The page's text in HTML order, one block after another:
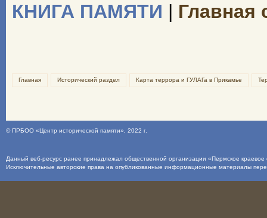
КНИГА ПАМЯТИ | Главная
Главная Исторический раздел Карта террора и ГУЛАГа в Прикамье
©ПРБОО «Центр исторической памяти» , 2022 г.
Данный веб-ресурс ранее принадлежал общественной организации «Пермское
Исключительные авторские права на опубликованные информационные материалы